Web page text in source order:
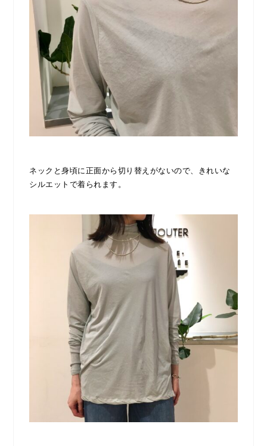
ネックと身頃に正面から切り替えがないので、きれいな
シルエットで着られます。